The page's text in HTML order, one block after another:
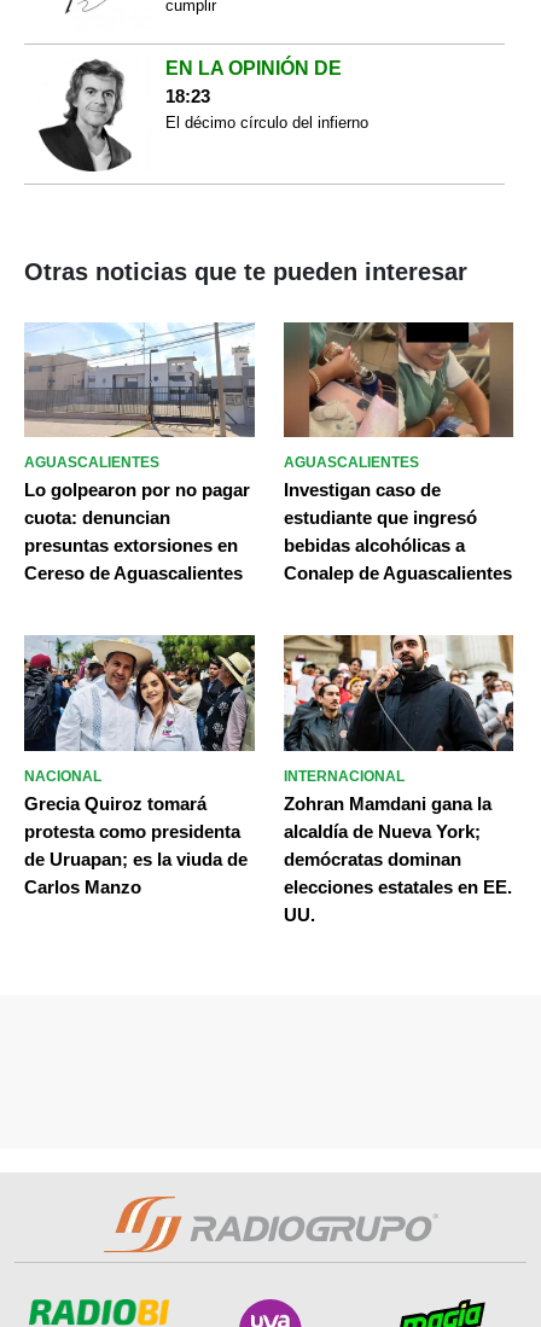
cumplir
EN LA OPINIÓN DE
18:23
El décimo círculo del infierno
Otras noticias que te pueden interesar
AGUASCALIENTES
Lo golpearon por no pagar
cuota: denuncian
presuntas extorsiones en
Cereso de Aguascalientes
AGUASCALIENTES
Investigan caso de
estudiante que ingresó
bebidas alcohólicas a
Conalep de Aguascalientes
NACIONAL
Grecia Quiroz tomará
protesta como presidenta
de Uruapan; es la viuda de
Carlos Manzo
INTERNACIONAL
Zohran Mamdani gana la
alcaldía de Nueva York;
demócratas dominan
elecciones estatales en EE.
UU.